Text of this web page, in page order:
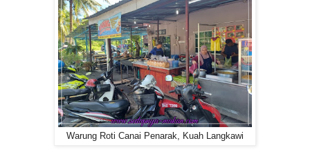
Warung Roti Canai Penarak, Kuah Langkawi